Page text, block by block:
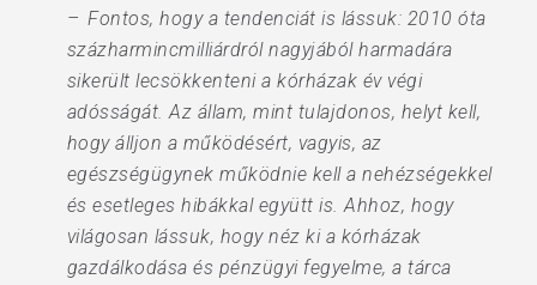
– Fontos, hogy a tendenciát is lássuk: 2010 óta
százharmincmilliárdról nagyjából harmadára
sikerült lecsökkenteni a kórházak év végi
adósságát. Az állam, mint tulajdonos, helyt kell,
hogy álljon a működésért, vagyis, az
egészségügynek működnie kell a nehézségekkel
és esetleges hibákkal együtt is. Ahhoz, hogy
világosan lássuk, hogy néz ki a kórházak
gazdálkodása és pénzügyi fegyelme, a tárca